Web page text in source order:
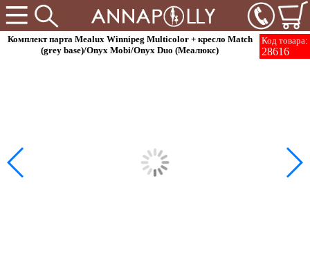
Код товара:
28616
Комплект парта Mealux Winnipeg Multicolor + кресло Match
(grey base)/Onyx Mobi/Onyx Duo (Меалюкс)